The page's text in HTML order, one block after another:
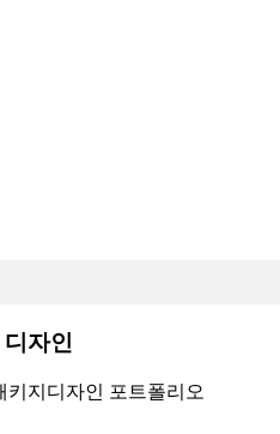
자인
키지디자인 포트폴리오